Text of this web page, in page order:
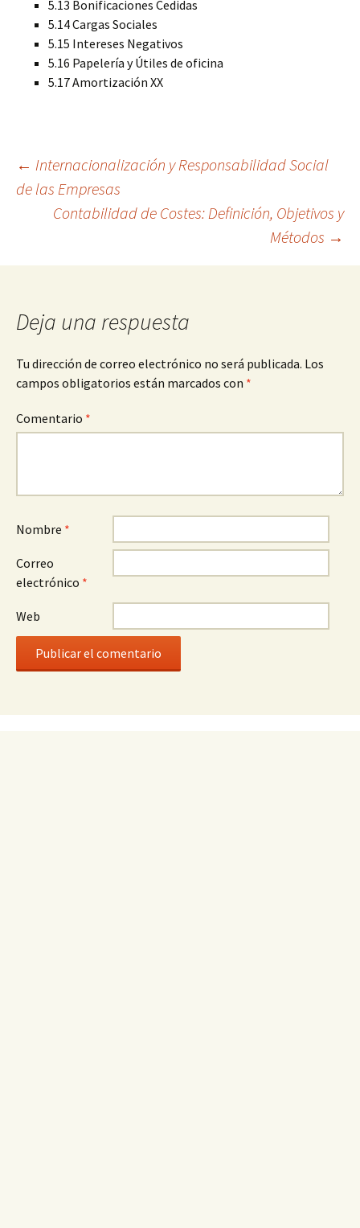
5.13 Bonificaciones Cedidas
5.14 Cargas Sociales
5.15 Intereses Negativos
5.16 Papelería y Útiles de oficina
5.17 Amortización XX
Navegación
entradas
← Internacionalización y Responsabilidad Social
de las Empresas
Contabilidad de Costes: Definición, Objetivos y
Métodos →
Deja una respuesta
Tu dirección de correo electrónico no será publicada. Los
campos obligatorios están marcados con *
Comentario *
Nombre *
Correo
electrónico *
Web